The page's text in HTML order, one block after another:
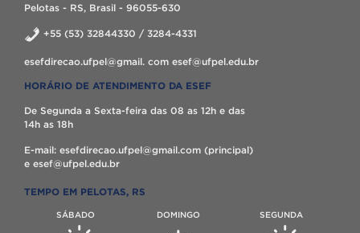
Pelotas - RS, Brasil - 96055-630
+55 (53) 32844330 / 3284-4331
esefdirecao.ufpel@gmail. com esef@ufpel.edu.br
HORÁRIO DE ATENDIMENTO DA ESEF
De Segunda a Sexta-feira das 08 as 12h e das
14h as 18h
E-mail: esefdirecao.ufpel@gmail.com (principal)
e esef@ufpel.edu.br
TEMPO EM PELOTAS, RS
SÁBADO DOMINGO SEGUNDA